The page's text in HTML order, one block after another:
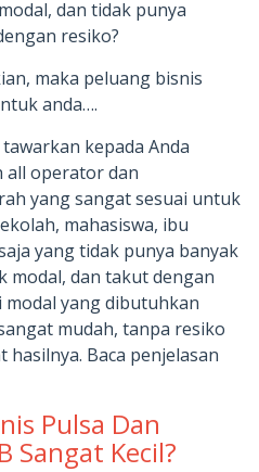
dan tidak punya
resiko?
maka peluang bisnis
anda….
kepada Anda
all operator dan
yang sangat sesuai untuk
mahasiswa, ibu
yang tidak punya banyak
modal, dan takut dengan
modal yang dibutuhkan
mudah, tanpa resiko
hasilnya. Baca penjelasan
Pulsa Dan
Sangat Kecil?